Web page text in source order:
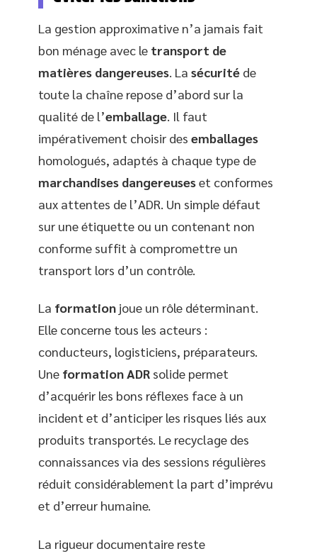
La gestion approximative n’a jamais fait
bon ménage avec le transport de
matières dangereuses . La sécurité de
toute la chaîne repose d’abord sur la
qualité de l’emballage . Il faut
impérativement choisir des emballages
homologués, adaptés à chaque type de
marchandises dangereuseset conformes
aux attentes de l’ADR. Un simple défaut
sur une étiquette ou un contenant non
conforme suffit à compromettre un
transport lors d’un contrôle.
La formation joue un rôle déterminant.
Elle concerne tous les acteurs :
conducteurs, logisticiens, préparateurs.
Une formation ADR solide permet
d’acquérir les bons réflexes face à un
incident et d’anticiper les risques liés aux
produits transportés. Le recyclage des
connaissances via des sessions régulières
réduit considérablement la part d’imprévu
et d’erreur humaine.
La rigueur documentaire reste